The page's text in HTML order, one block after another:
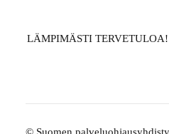
LÄMPIMÄSTI TERVETULOA!